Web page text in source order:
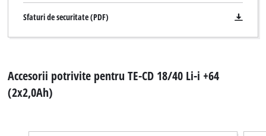
Sfaturi de securitate (PDF)
Accesorii potrivite pentru TE-CD 18/40 Li-i +64
(2x2,0Ah)